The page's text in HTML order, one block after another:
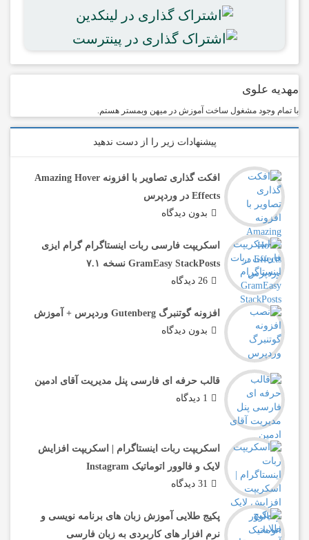
مهدیه علوی
با تمام وجود مشغول ساخت آموزش در میهن وبمستر هستم.
پیشنهادات زیر را از دست ندهید
افکت گذاری تصاویر با افزونه Amazing Hover
Effects در وردپرس
بدون دیدگاه
اسکریپت فارسی ربات اینستاگرام گرام‌ ایزی
GramEasy StackPosts نسخه ۷.۱
26 دیدگاه
افزونه گوتنبرگ Gutenberg وردپرس + آموزش
بدون دیدگاه
قالب حرفه ای فارسی پنل مدیریت آقای ادمین
1 دیدگاه
اسکریپت ربات اینستاگرام | اسکریپت افزایش
لایک و فالوور اتوماتیک Instagram
31 دیدگاه
پکیج طلایی آموزش زبان های برنامه نویسی و
نرم افزار های کاربردی به زبان فارسی